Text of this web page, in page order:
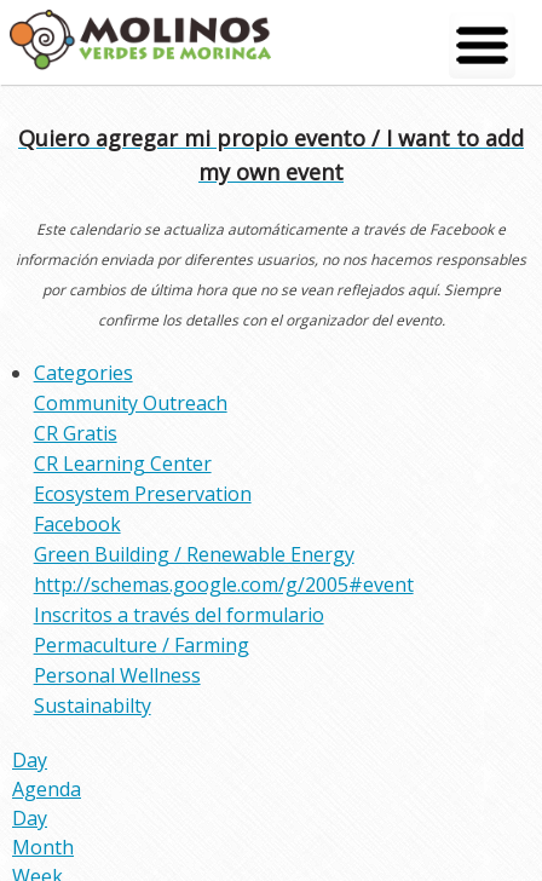
Skip
to
content
Quiero agregar mi propio evento / I want to add
my own event
Este calendario se actualiza automáticamente a través de Facebook e
información enviada por diferentes usuarios, no nos hacemos responsables
por cambios de última hora que no se vean reflejados aquí. Siempre
confirme los detalles con el organizador del evento.
Categories
Community Outreach
CR Gratis
CR Learning Center
Ecosystem Preservation
Facebook
Green Building / Renewable Energy
http://schemas.google.com/g/2005#event
Inscritos a través del formulario
Permaculture / Farming
Personal Wellness
Sustainabilty
Day
Agenda
Day
Month